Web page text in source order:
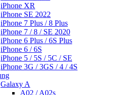
iPhone XR
iPhone SE 2022
iPhone 7 Plus / 8 Plus
iPhone 7 / 8 / SE 2020
iPhone 6 Plus / 6S Plus
iPhone 6 / 6S
iPhone 5 / 5S / 5C / SE
iPhone 3G / 3GS / 4 / 4S
Galaxy A
A02 / A02s